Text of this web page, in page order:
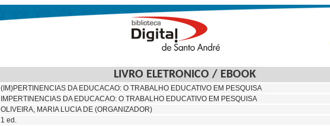
LIVRO ELETRONICO / EBOOK
(IM)PERTINENCIAS DA EDUCACAO: O TRABALHO EDUCATIVO EM PESQUISA
IMPERTINENCIAS DA EDUCACAO: O TRABALHO EDUCATIVO EM PESQUISA
OLIVEIRA, MARIA LUCIA DE (ORGANIZADOR)
1 ed.